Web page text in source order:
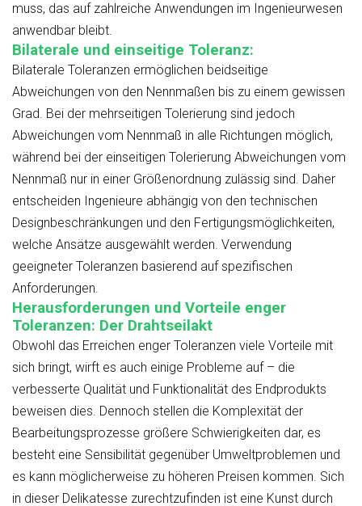
muss, das auf zahlreiche Anwendungen im Ingenieurwesen
anwendbar bleibt.
Bilaterale und einseitige Toleranz:
Bilaterale Toleranzen ermöglichen beidseitige
Abweichungen von den Nennmaßen bis zu einem gewissen
Grad. Bei der mehrseitigen Tolerierung sind jedoch
Abweichungen vom Nennmaß in alle Richtungen möglich,
während bei der einseitigen Tolerierung Abweichungen vom
Nennmaß nur in einer Größenordnung zulässig sind. Daher
entscheiden Ingenieure abhängig von den technischen
Designbeschränkungen und den Fertigungsmöglichkeiten,
welche Ansätze ausgewählt werden. Verwendung
geeigneter Toleranzen basierend auf spezifischen
Anforderungen.
Herausforderungen und Vorteile enger
Toleranzen: Der Drahtseilakt
Obwohl das Erreichen enger Toleranzen viele Vorteile mit
sich bringt, wirft es auch einige Probleme auf – die
verbesserte Qualität und Funktionalität des Endprodukts
beweisen dies. Dennoch stellen die Komplexität der
Bearbeitungsprozesse größere Schwierigkeiten dar, es
besteht eine Sensibilität gegenüber Umweltproblemen und
es kann möglicherweise zu höheren Preisen kommen. Sich
in dieser Delikatesse zurechtzufinden ist eine Kunst durch